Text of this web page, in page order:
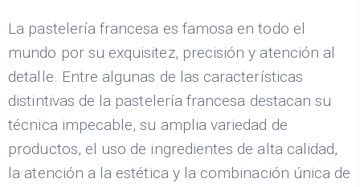
La pastelería francesa es famosa en todo el
mundo por su exquisitez, precisión y atención al
detalle. Entre algunas de las características
distintivas de la pastelería francesa destacan su
técnica impecable, su amplia variedad de
productos, el uso de ingredientes de alta calidad,
la atención a la estética y la combinación única de